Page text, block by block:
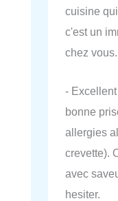
cuisine
c'est un
chez vous.
-
bonne
allergies
crevette).
avec
hesiter.